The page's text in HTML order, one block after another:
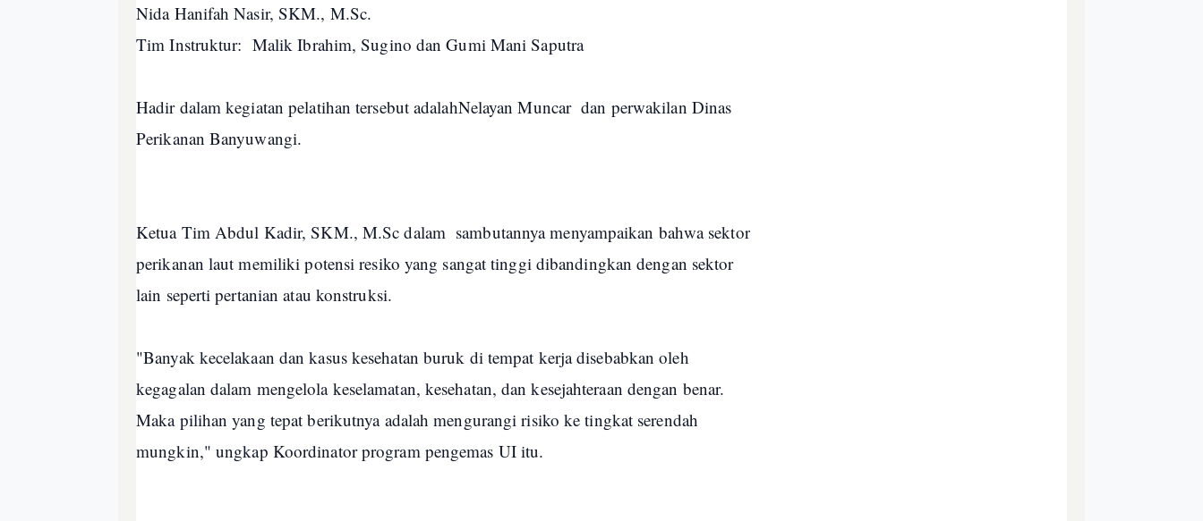
Nida Hanifah Nasir, SKM., M.Sc.
Tim Instruktur: Malik Ibrahim, Sugino dan Gumi Mani Saputra
Hadir dalam kegiatan pelatihan tersebut adalahNelayan Muncar dan perwakilan Dinas
Perikanan Banyuwangi.
Ketua Tim Abdul Kadir, SKM., M.Sc dalam sambutannya menyampaikan bahwa sektor
perikanan laut memiliki potensi resiko yang sangat tinggi dibandingkan dengan sektor
lain seperti pertanian atau konstruksi.
"Banyak kecelakaan dan kasus kesehatan buruk di tempat kerja disebabkan oleh
kegagalan dalam mengelola keselamatan, kesehatan, dan kesejahteraan dengan benar.
Maka pilihan yang tepat berikutnya adalah mengurangi risiko ke tingkat serendah
mungkin," ungkap Koordinator program pengemas UI itu.